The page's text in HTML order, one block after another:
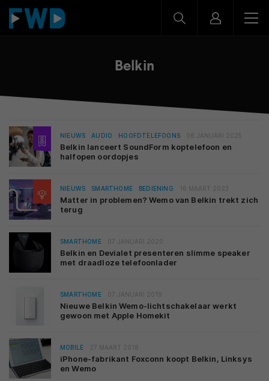
Belkin
NIEUWS AUDIO HOOFDTELEFOONS 06 JANUARI 2025
Belkin lanceert SoundForm koptelefoon en
halfopen oordopjes
NIEUWS SMARTHOME BEDIENING 16 MAART 2023
Matter in problemen? Wemo van Belkin trekt zich
terug
SMARTHOME 07 JANUARI 2020
Belkin en Devialet presenteren slimme speaker
met draadloze telefoonlader
SMARTHOME 07 JANUARI 2019
Nieuwe Belkin Wemo-lichtschakelaar werkt
gewoon met Apple Homekit
MOBILE 27 MAART 2018
iPhone-fabrikant Foxconn koopt Belkin, Linksys
en Wemo